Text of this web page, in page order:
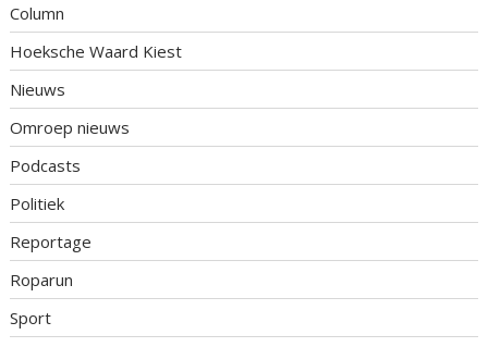
Column
Hoeksche Waard Kiest
Nieuws
Omroep nieuws
Podcasts
Politiek
Reportage
Roparun
Sport